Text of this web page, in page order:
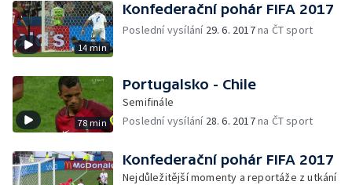
14 min
Konfederační pohár FIFA 2017
Poslední vysílání 29. 6. 2017na ČT sport
78 min
Portugalsko - Chile
Semifinále
Poslední vysílání 28. 6. 2017na ČT sport
Konfederační pohár FIFA 2017
Nejdůležitější momenty a reportáže z utkání